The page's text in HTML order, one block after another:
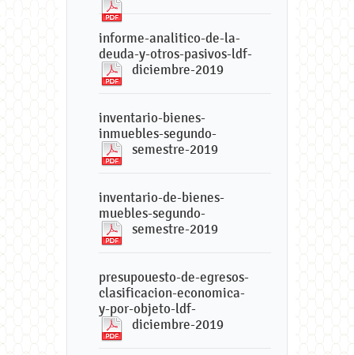
informe-analitico-de-la-
deuda-y-otros-pasivos-ldf-
diciembre-2019
inventario-bienes-
inmuebles-segundo-
semestre-2019
inventario-de-bienes-
muebles-segundo-
semestre-2019
presupouesto-de-egresos-
clasificacion-economica-
y-por-objeto-ldf-
diciembre-2019